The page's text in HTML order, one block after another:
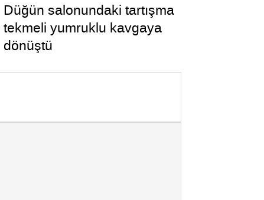
Düğün salonundaki tartışma
tekmeli yumruklu kavgaya
dönüştü